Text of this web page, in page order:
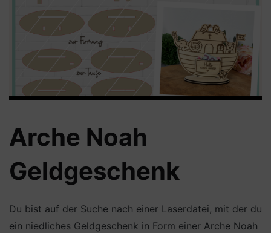
Arche Noah
Geldgeschenk
Du bist auf der Suche nach einer Laserdatei, mit der du
ein niedliches Geldgeschenk in Form einer Arche Noah